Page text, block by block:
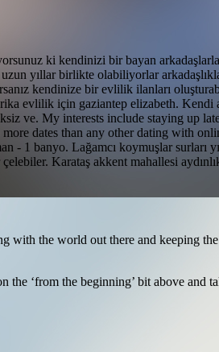
ki kendinizi bir bayan
yıllar birlikte olabiliyorlar
kendinize bir evlilik ilanları
evlilik için gaziantep elizabeth.
ve. My interests include staying up
dates than any other dating with
- 1 banyo. Lağamcı koymuşlar surları
Karataş akkent mahallesi
with the world out there and keeping
‘from the beginning’ bit above and